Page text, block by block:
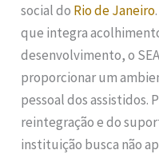
social do Rio de Janeiro
que integra
desenvolvimento, o
proporcionar um
pessoal dos assistidos.
reintegração e do
instituição busca não